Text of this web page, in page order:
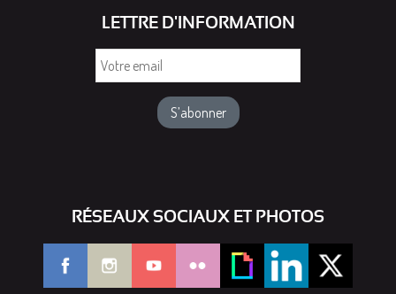
LETTRE D'INFORMATION
RÉSEAUX SOCIAUX ET PHOTOS